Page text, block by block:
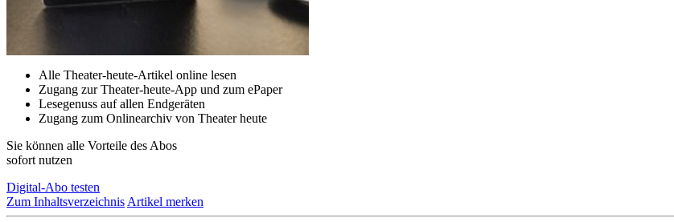
Alle Theater-heute-Artikel online lesen
Zugang zur Theater-heute-App und zum ePaper
Lesegenuss auf allen Endgeräten
Zugang zum Onlinearchiv von Theater heute
Sie können alle Vorteile des Abos
sofort nutzen
Digital-Abo testen
Zum Inhaltsverzeichnis Artikel merken